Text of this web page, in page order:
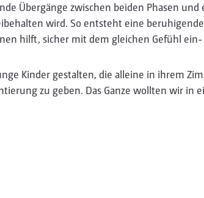
Übergänge zwischen beiden Phasen und
wird. So entsteht eine
hilft, sicher mit dem gleichen Gefühl
Kinder gestalten, die alleine in ihrem
zu geben. Das Ganze wollten wir in